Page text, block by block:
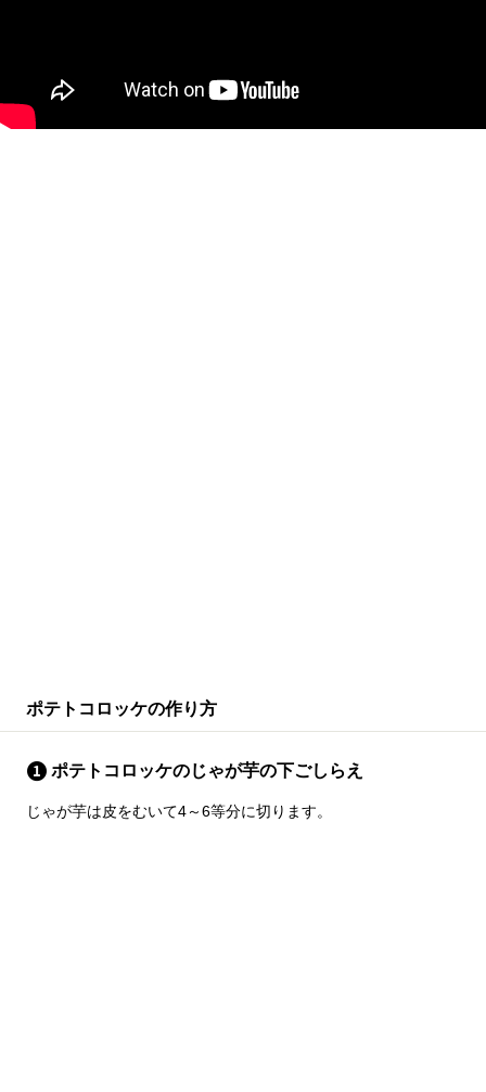
ポテトコロッケの作り方
ポテトコロッケのじゃが芋の下ごしらえ
じゃが芋は皮をむいて4～6等分に切ります。